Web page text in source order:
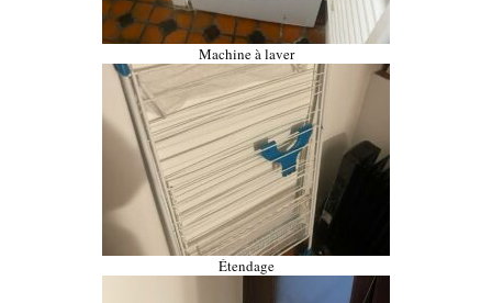
Machine à laver
Étendage